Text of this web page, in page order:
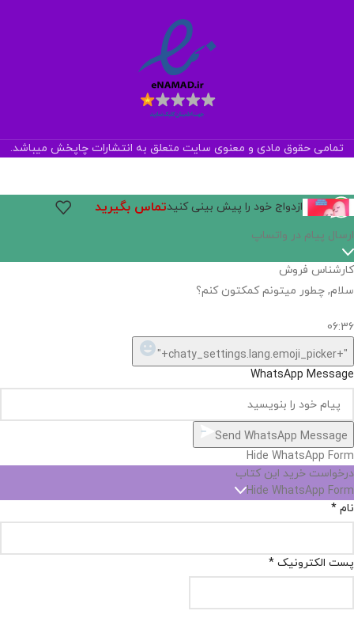
تمامی حقوق مادی و معنوی سایت متعلق به انتشارات چاپخش میباشد.
ازدواج خود را پیش بینی کنیدتماس بگیرید
ارسال پیام در واتساپ
کارشناس فروش
سلام, چطور میتونم کمکتون کنم؟
06:36
"+chaty_settings.lang.emoji_picker+"
WhatsApp Message
Send WhatsApp Message
Hide WhatsApp Form
درخواست خرید این کتاب
Hide WhatsApp Form
نام *
پست الکترونیک *